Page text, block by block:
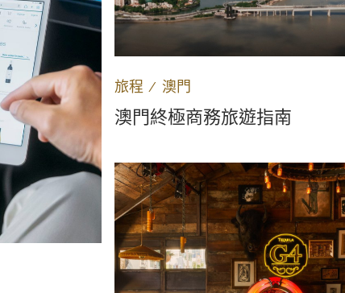
旅程 ∕ 澳門
澳門終極商務旅遊指南